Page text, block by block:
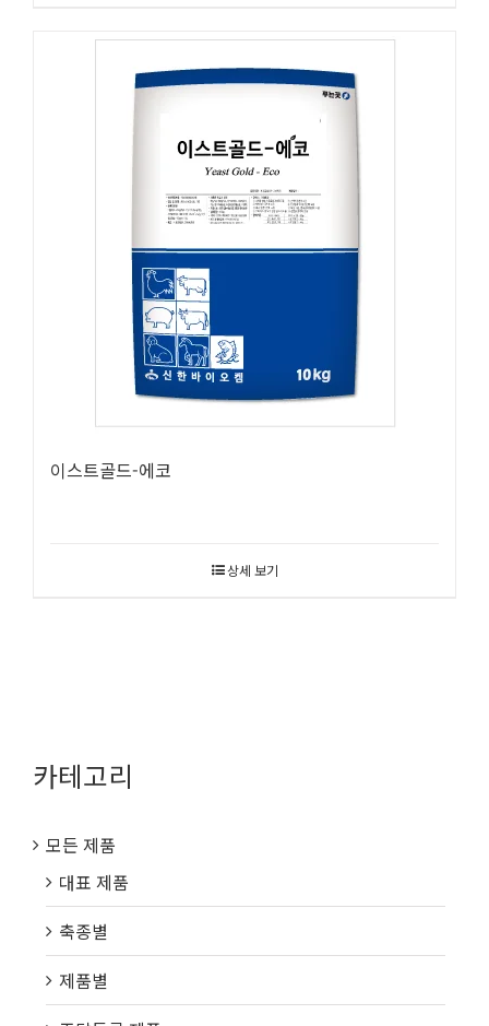
이스트골드-에코
상세 보기
카테고리
모든 제품
대표 제품
축종별
제품별